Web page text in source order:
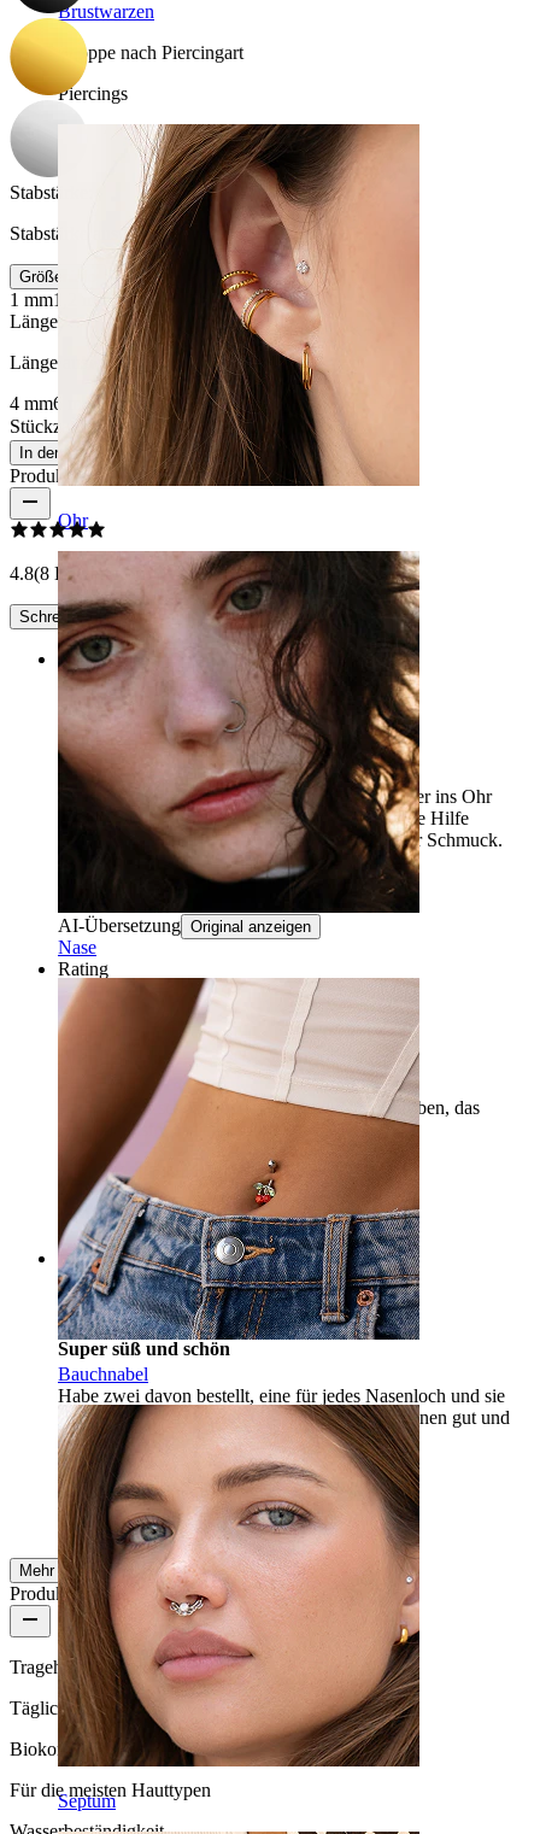
Brustwarzen
Shoppe nach Piercingart
Piercings
Ohr
Nase
Bauchnabel
Septum
Stabstärke
Stabstärke auswählen
Größeninfo
1 mm1,2 mm
Länge
Länge auswählen
4 mm6 mm8 mm
Stückzahl: 1 Ändern
In den Warenkorb
Produktbewertungen
4.8(8 Bewertungen)
Schreibe eine Bewertung
Rating
Schön, aber komplizierte Handhabung
Es muss gut in die Nase geschraubt werden, aber ins Ohr
werden Sie es wahrscheinlich nicht ohne fremde Hilfe
schaffen. Ansonsten ein sehr schöner, niedlicher Schmuck.
Verifizierter Kauf
AI-Übersetzung Original anzeigen
Rating
Wunderschön, aber schwierig
Perfekt, sehr schön, aber sehr schwer zu schrauben, das
Herzchen ist wirklich klein.
Verifizierter Kauf
AI-Übersetzung Original anzeigen
Rating
Super süß und schön
Habe zwei davon bestellt, eine für jedes Nasenloch und sie
sind einfach so süß! Hält die Farbe im Allgemeinen gut und
ist allergikerfreundlich.
Louise Verifizierter Kauf
AI-Übersetzung Original anzeigen
Mehr ansehen
Produktqualität
Tragehäufigkeit
Tägliches Tragen
Biokompatibilität
Für die meisten Hauttypen